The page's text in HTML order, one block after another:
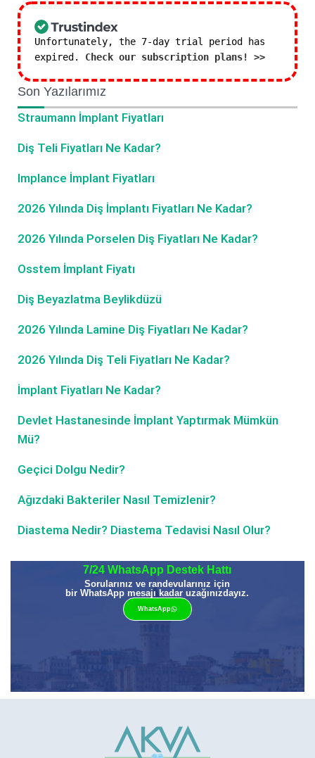
Unfortunately, the 7-day trial period has
expired. Check our subscription plans! >>
Son Yazılarımız
Straumann İmplant Fiyatları
Diş Teli Fiyatları Ne Kadar?
Implance İmplant Fiyatları
2026 Yılında Diş İmplantı Fiyatları Ne Kadar?
2026 Yılında Porselen Diş Fiyatları Ne Kadar?
Osstem İmplant Fiyatı
Diş Beyazlatma Beylikdüzü
2026 Yılında Lamine Diş Fiyatları Ne Kadar?
2026 Yılında Diş Teli Fiyatları Ne Kadar?
İmplant Fiyatları Ne Kadar?
Devlet Hastanesinde İmplant Yaptırmak Mümkün
Mü?
Geçici Dolgu Nedir?
Ağızdaki Bakteriler Nasıl Temizlenir?
Diastema Nedir? Diastema Tedavisi Nasıl Olur?
7/24 WhatsApp Destek Hattı
Sorularınız ve randevularınız için
bir WhatsApp mesajı kadar uzağınızdayız.
WhatsApp